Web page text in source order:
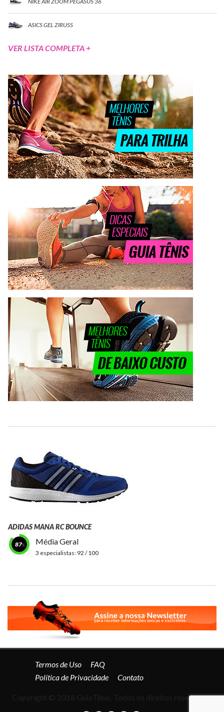
ASICS GEL ZIRUSS
VER LISTA COMPLETA +
ADIDAS MANA RC BOUNCE
87 Média Geral
3 especialistas: 92 / 100
Termos de Uso
FAQ
Política de Privacidade
Contato
Copyright © 2016 GuiaTênis. Todos os direitos reservados.